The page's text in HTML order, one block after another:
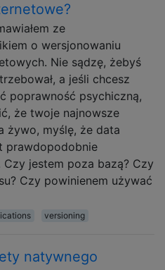
ze
o wersjonowaniu
Nie sądzę, żebyś
a jeśli chcesz
poprawność psychiczną,
że twoje najnowsze
żywo, myślę, że data
prawdopodobnie
jestem poza bazą? Czy
Czy powinienem używać
versioning
natywnego